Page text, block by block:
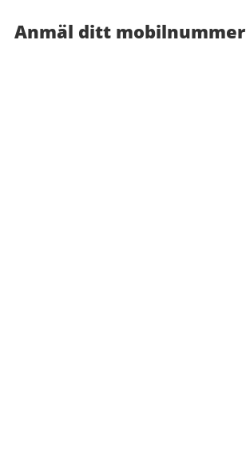
Anmäl ditt mobilnummer